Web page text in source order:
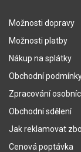
Možnosti dopravy
Možnosti platby
Nákup na splátky
Obchodní
Zpracování
Obchodní sdělení
Jak reklamovat
Cenová poptávka